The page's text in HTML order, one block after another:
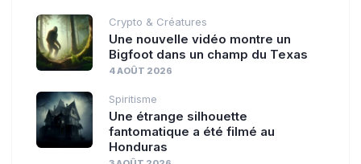
Crypto & Créatures
Une nouvelle vidéo montre un
Bigfoot dans un champ du Texas
4 AOÛT 2026
Spiritisme
Une étrange silhouette
fantomatique a été filmé au
Honduras